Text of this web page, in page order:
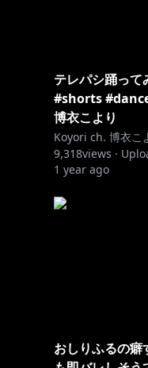
テレパシ踊って
#shorts
博衣こより
Koyori ch. 博衣こ
9,318views ·
1 year ago
おしりふるの癖